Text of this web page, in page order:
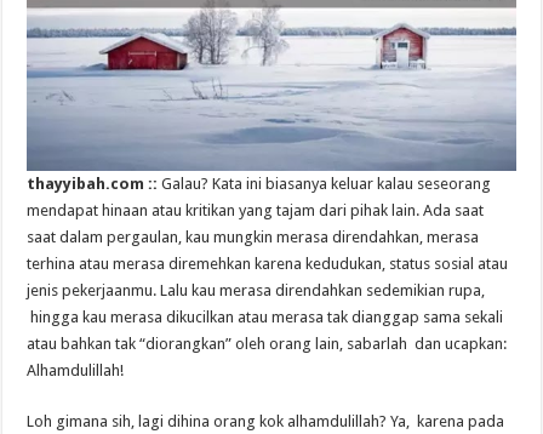
thayyibah.com ::Galau? Kata ini biasanya keluar kalau seseorang
mendapat hinaan atau kritikan yang tajam dari pihak lain. Ada saat
saat dalam pergaulan, kau mungkin merasa direndahkan, merasa
terhina atau merasa diremehkan karena kedudukan, status sosial atau
jenis pekerjaanmu. Lalu kau merasa direndahkan sedemikian rupa,
hingga kau merasa dikucilkan atau merasa tak dianggap sama sekali
atau bahkan tak “diorangkan” oleh orang lain, sabarlah dan ucapkan:
Alhamdulillah!
Loh gimana sih, lagi dihina orang kok alhamdulillah? Ya, karena pada